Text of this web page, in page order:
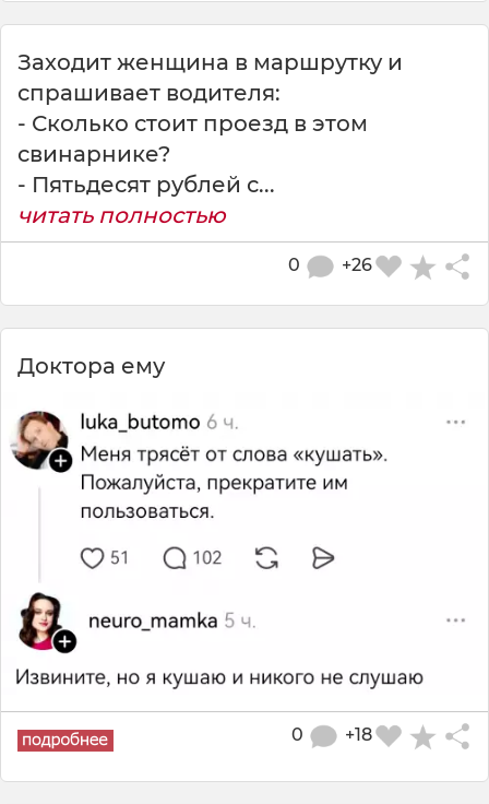
Заходит женщина в маршрутку и
спрашивает водителя:
- Сколько стоит проезд в этом
свинарнике?
- Пятьдесят рублей с...
читать полностью
+26
0
Доктора ему
+18
0